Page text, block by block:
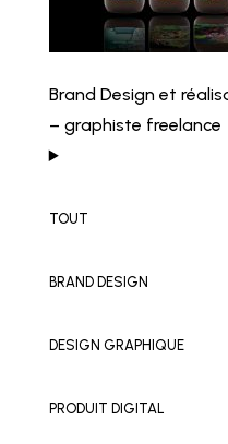
Brand Design et
– graphiste freelance
TOUT
BRAND DESIGN
DESIGN GRAPHIQUE
PRODUIT DIGITAL